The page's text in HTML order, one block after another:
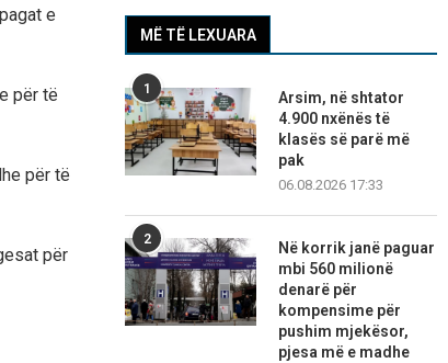
e
për të
për të
për
MË TË LEXUARA
1
Arsim, në shtator
4.900 nxënës të
klasës së parë më
pak
06.08.2026 17:33
2
Në korrik janë paguar
mbi 560 milionë
denarë për
kompensime për
pushim mjekësor,
pjesa më e madhe